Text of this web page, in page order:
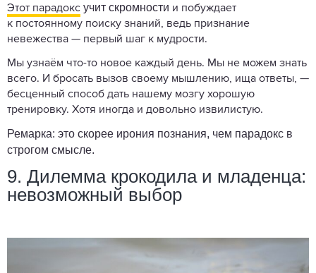
Этот парадокс учит скромности и побуждает
к постоянному поиску знаний, ведь признание
невежества — первый шаг к мудрости.
Мы узнаём что-то новое каждый день. Мы не можем знать
всего. И бросать вызов своему мышлению, ища ответы, —
бесценный способ дать нашему мозгу хорошую
тренировку. Хотя иногда и довольно извилистую.
Ремарка: это скорее ирония познания, чем парадокс в
строгом смысле.
9. Дилемма крокодила и младенца:
невозможный выбор